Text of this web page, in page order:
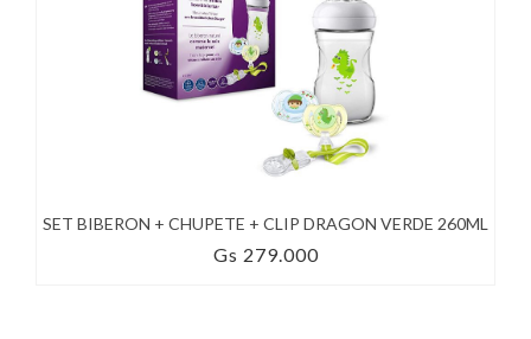
SET BIBERON + CHUPETE + CLIP DRAGON VERDE 260ML
Gs 279.000